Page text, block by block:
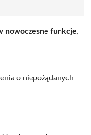
nowoczesne funkcje,
o niepożądanych